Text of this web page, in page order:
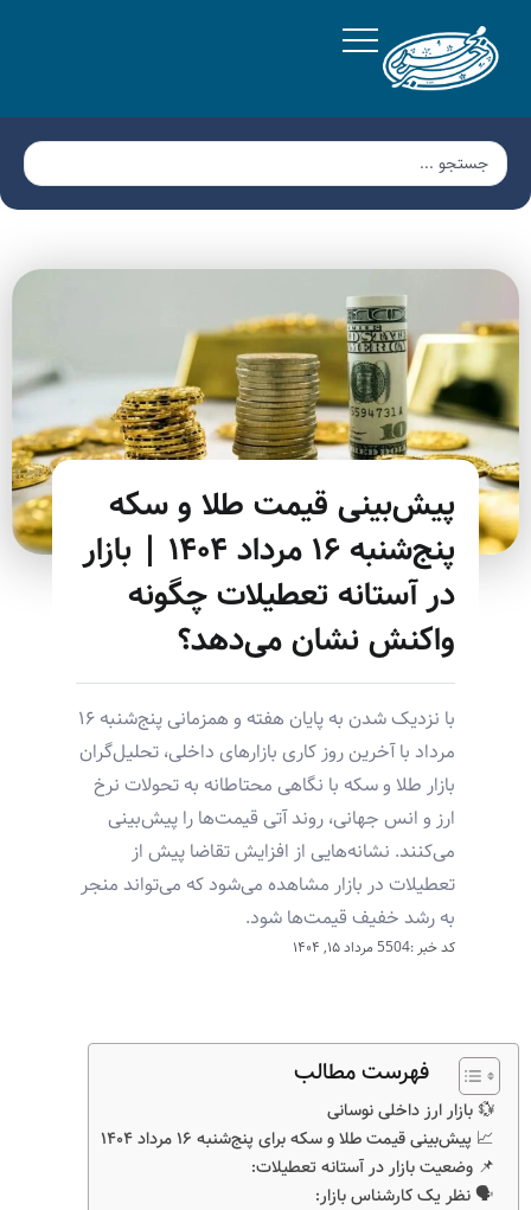
پیش‌بینی قیمت طلا و سکه
پنج‌شنبه ۱۶ مرداد ۱۴۰۴ | بازار
در آستانه تعطیلات چگونه
واکنش نشان می‌دهد؟
با نزدیک شدن به پایان هفته و همزمانی پنج‌شنبه ۱۶
مرداد با آخرین روز کاری بازارهای داخلی، تحلیل‌گران
بازار طلا و سکه با نگاهی محتاطانه به تحولات نرخ
ارز و انس جهانی، روند آتی قیمت‌ها را پیش‌بینی
می‌کنند. نشانه‌هایی از افزایش تقاضا پیش از
تعطیلات در بازار مشاهده می‌شود که می‌تواند منجر
به رشد خفیف قیمت‌ها شود.
کد خبر :5504 مرداد ۱۵, ۱۴۰۴
فهرست مطالب
💱 بازار ارز داخلی نوسانی
📈 پیش‌بینی قیمت طلا و سکه برای پنج‌شنبه ۱۶ مرداد ۱۴۰۴
📌 وضعیت بازار در آستانه تعطیلات:
🗣️ نظر یک کارشناس بازار: